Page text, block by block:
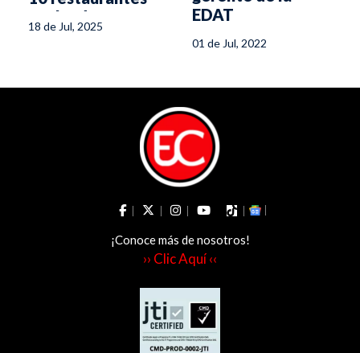
evaluados
18 de Jul, 2025
EDAT
01 de Jul, 2022
¡Conoce más de nosotros!
›› Clic Aquí ‹‹